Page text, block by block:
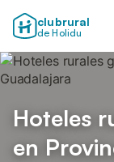
clubrural
de Holidu
Hoteles
en